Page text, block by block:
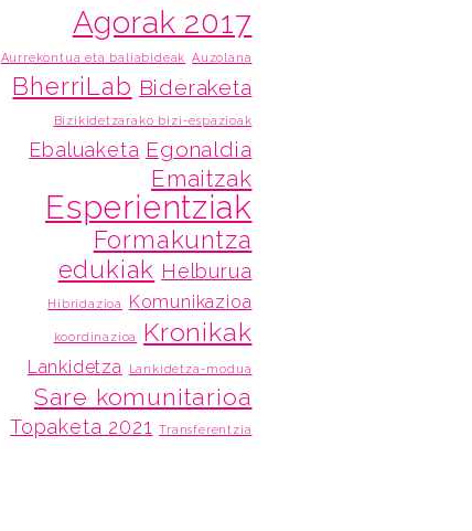
Agorak 2017
Aurrekontua eta baliabideak Auzolana
BherriLab Bideraketa
Bizikidetzarako bizi-espazioak
Ebaluaketa Egonaldia
Emaitzak
Esperientziak
Formakuntza
edukiak Helburua
Hibridazioa Komunikazioa
koordinazioa Kronikak
Lankidetza Lankidetza-modua
Sare komunitarioa
Topaketa 2021 Transferentzia